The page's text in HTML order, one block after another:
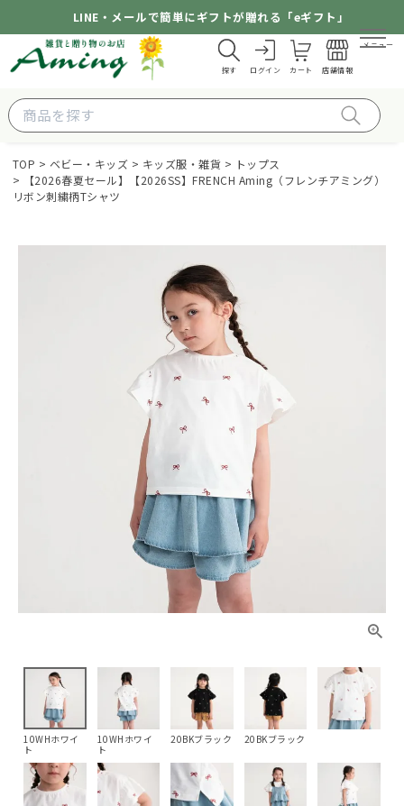
LINE・メールで簡単にギフトが贈れる「eギフト」
探す ログイン カート 店舗情報
メニュー
TOP ベビー・キッズ キッズ服・雑貨
トップス
【2026春夏セール】【2026SS】FRENCH Aming（フレンチアミング）
リボン刺繍柄Tシャツ
10WHホワイ
ト
10WHホワイ
ト
20BKブラック 20BKブラック